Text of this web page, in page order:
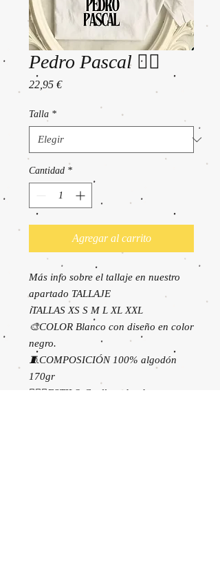
Pedro Pascal ❤️‍🔥
22,95 €Precio
Talla *
Cantidad *
Agregar al carrito
Más info sobre el tallaje en nuestro
apartado TALLAJE
ℹ️TALLAS XS S M L XL XXL
🎨COLOR Blanco con diseño en color
negro.
🧵COMPOSICIÓN 100% algodón
170gr
💁🏼‍♀️ESTILO Cuello redondo, mangas